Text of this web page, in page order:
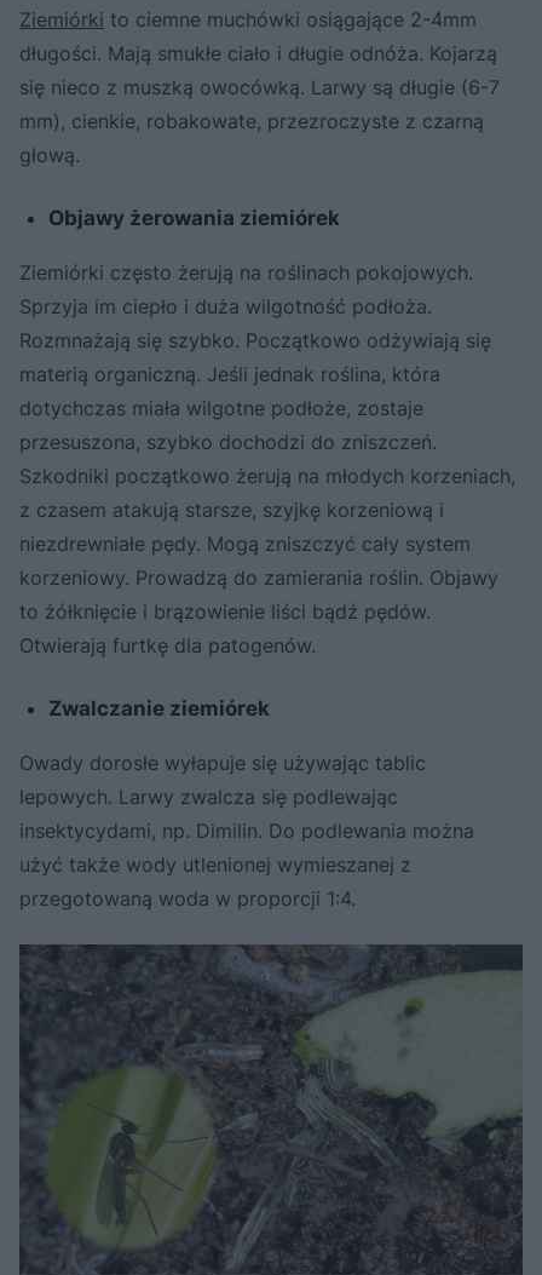
Ziemiórki to ciemne muchówki osiągające 2-4mm
długości. Mają smukłe ciało i długie odnóża. Kojarzą
się nieco z muszką owocówką. Larwy są długie (6-7
mm), cienkie, robakowate, przezroczyste z czarną
głową.
Objawy żerowania ziemiórek
Ziemiórki często żerują na roślinach pokojowych.
Sprzyja im ciepło i duża wilgotność podłoża.
Rozmnażają się szybko. Początkowo odżywiają się
materią organiczną. Jeśli jednak roślina, która
dotychczas miała wilgotne podłoże, zostaje
przesuszona, szybko dochodzi do zniszczeń.
Szkodniki początkowo żerują na młodych korzeniach,
z czasem atakują starsze, szyjkę korzeniową i
niezdrewniałe pędy. Mogą zniszczyć cały system
korzeniowy. Prowadzą do zamierania roślin. Objawy
to żółknięcie i brązowienie liści bądź pędów.
Otwierają furtkę dla patogenów.
Zwalczanie ziemiórek
Owady dorosłe wyłapuje się używając tablic
lepowych. Larwy zwalcza się podlewając
insektycydami, np. Dimilin. Do podlewania można
użyć także wody utlenionej wymieszanej z
przegotowaną woda w proporcji 1:4.